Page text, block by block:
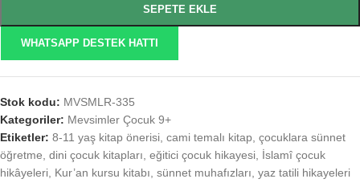
SEPETE EKLE
WHATSAPP DESTEK HATTI
Stok kodu: MVSMLR-335
Kategoriler: Mevsimler Çocuk 9+
Etiketler: 8-11 yaş kitap önerisi, cami temalı kitap, çocuklara sünnet
öğretme, dini çocuk kitapları, eğitici çocuk hikayesi, İslamî çocuk
hikâyeleri, Kur’an kursu kitabı, sünnet muhafızları, yaz tatili hikayeleri